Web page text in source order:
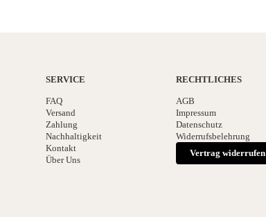
SERVICE
FAQ
Versand
Zahlung
Nachhaltigkeit
Kontakt
Über Uns
RECHTLICHES
AGB
Impressum
Datenschutz
Widerrufsbelehrung
Vertrag widerrufen